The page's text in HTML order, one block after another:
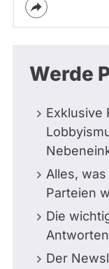
Werde
Exklusive
Alles,
Parteien
Die
Der